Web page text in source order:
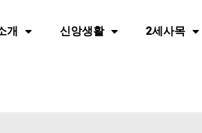
개 신앙생활 2세사목